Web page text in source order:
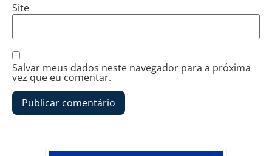
Site
Salvar meus dados neste navegador para a próxima
vez que eu comentar.